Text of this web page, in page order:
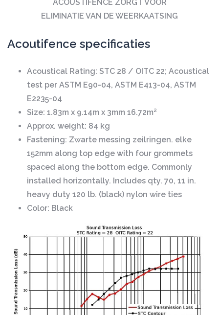
ACOUSTIFENCE ZORGT VOOR
ELIMINATIE VAN DE WEERKAATSING
Acoutifence specificaties
Acoustical Rating: STC 28 / OITC 22; Acoustical
test per ASTM E90-04, ASTM E413-04, ASTM
E2235-04
Size: 1.83m x 9.14m x 3mm 16.72m²
Approx. weight: 84 kg
Fastening: Zwarte messing zeilringen. elke
152mm along top edge with four grommets
spaced along the bottom edge. Commonly
installed horizontally. Includes qty. 70, 11 in.
heavy duty 120 lb. (black) nylon wire ties
Color: Black